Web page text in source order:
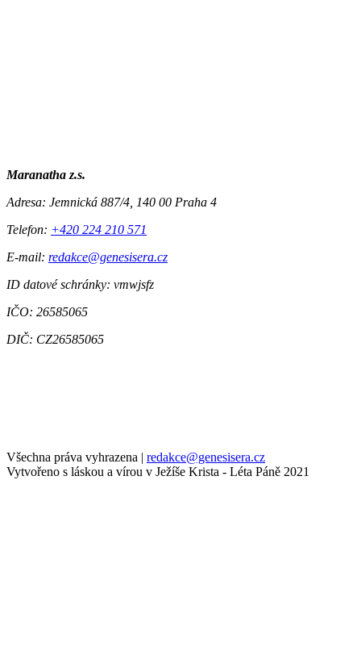
Maranatha z.s.
Adresa: Jemnická 887/4, 140 00 Praha 4
Telefon: +420 224 210 571
E-mail: redakce@genesisera.cz
ID datové schránky: vmwjsfz
IČO: 26585065
DIČ: CZ26585065
Všechna práva vyhrazena | redakce@genesisera.cz
Vytvořeno s láskou a vírou v Ježíše Krista - Léta Páně 2021